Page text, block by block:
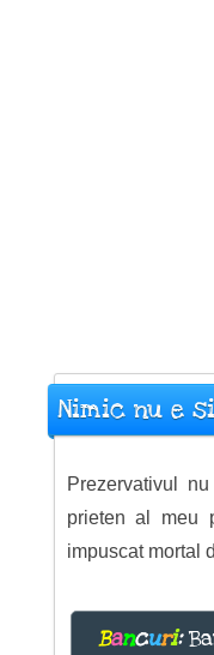
Nimic nu e
Prezervativul
prieten al meu
impuscat mortal
Bancuri: